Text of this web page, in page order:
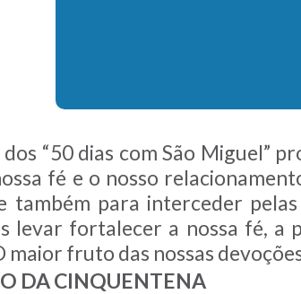
“50 dias com São Miguel”
fé e o nosso
também para interceder
levar fortalecer a nossa fé, a
maior fruto das nossas
DA CINQUENTENA